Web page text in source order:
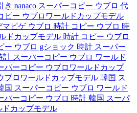
nanaco スーパーコピー ウブロ 代
ピー ウブロワールドカップモデル
ピゲ ウブロ 時計 コピー ウブロ 時
ドカップモデル 時計 コピー ウブロ
ー ウブロ gショック 時計 スーパー
計 スーパーコピー ウブロ ワールド
パーコピー ウブロワールドカップ
ブロワールドカップモデル 韓国 ス
国 スーパーコピー ウブロ ワールド
パーコピー ウブロ 時計 韓国 スーパ
ドカップモデル